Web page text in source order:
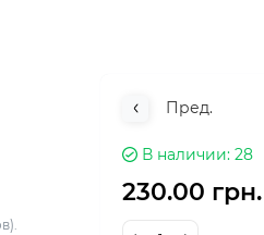
Пред.
В наличии 28
230.00 грн.